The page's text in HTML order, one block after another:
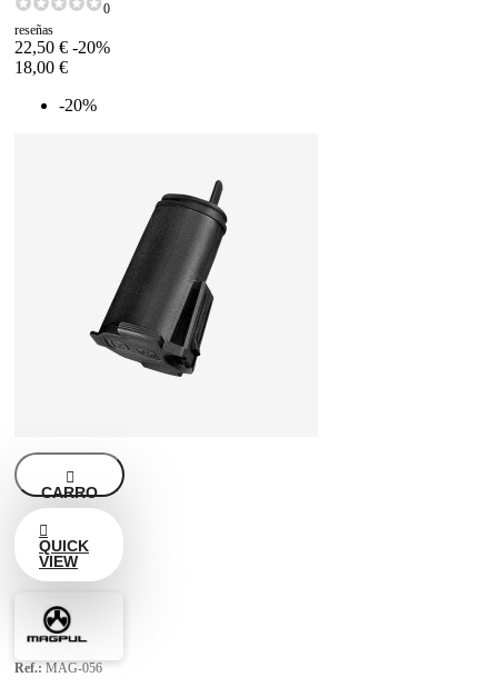
0
reseñas
22,50 € -20%
18,00 €
-20%

CARRO

QUICK
VIEW
Ref.:MAG-056